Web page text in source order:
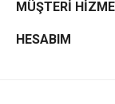
MÜŞTERI
HESABIM